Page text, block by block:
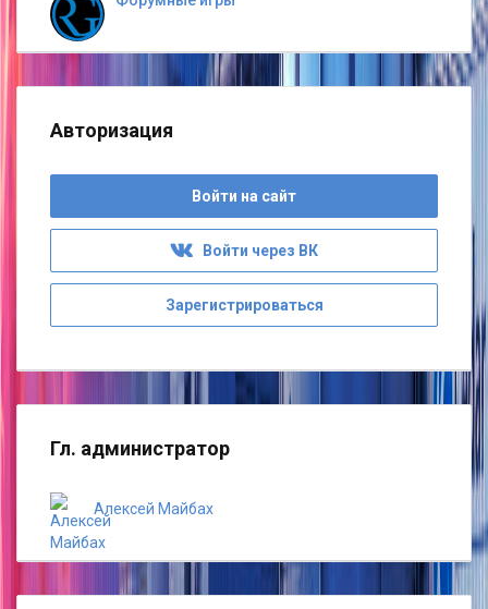
Авторизация
Войти на сайт
Войти через ВК
Зарегистрироваться
Гл. администратор
Алексей Майбах